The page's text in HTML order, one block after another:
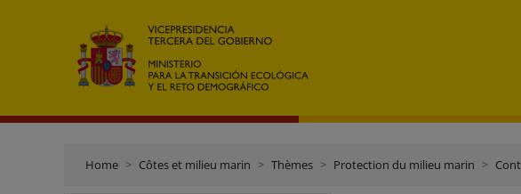
Home Côtes et milieu marin Thèmes Protection du milieu marin